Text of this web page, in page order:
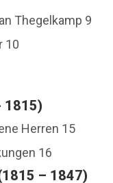
Thegelkamp 9
10
1815)
Herren 15
16
– 1847)